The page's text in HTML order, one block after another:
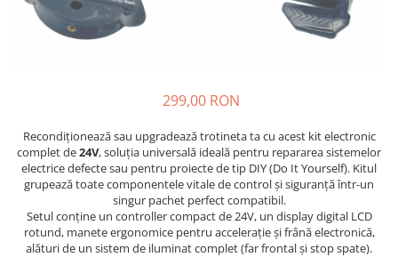
299,00 RON
Recondiționează sau upgradează trotineta ta cu acest kit electronic
complet de24V, soluția universală ideală pentru repararea sistemelor
electrice defecte sau pentru proiecte de tip DIY (Do It Yourself). Kitul
grupează toate componentele vitale de control și siguranță într-un
singur pachet perfect compatibil.
Setul conține un controller compact de 24V, un display digital LCD
rotund, manete ergonomice pentru accelerație și frână electronică,
alături de un sistem de iluminat complet (far frontal și stop spate).